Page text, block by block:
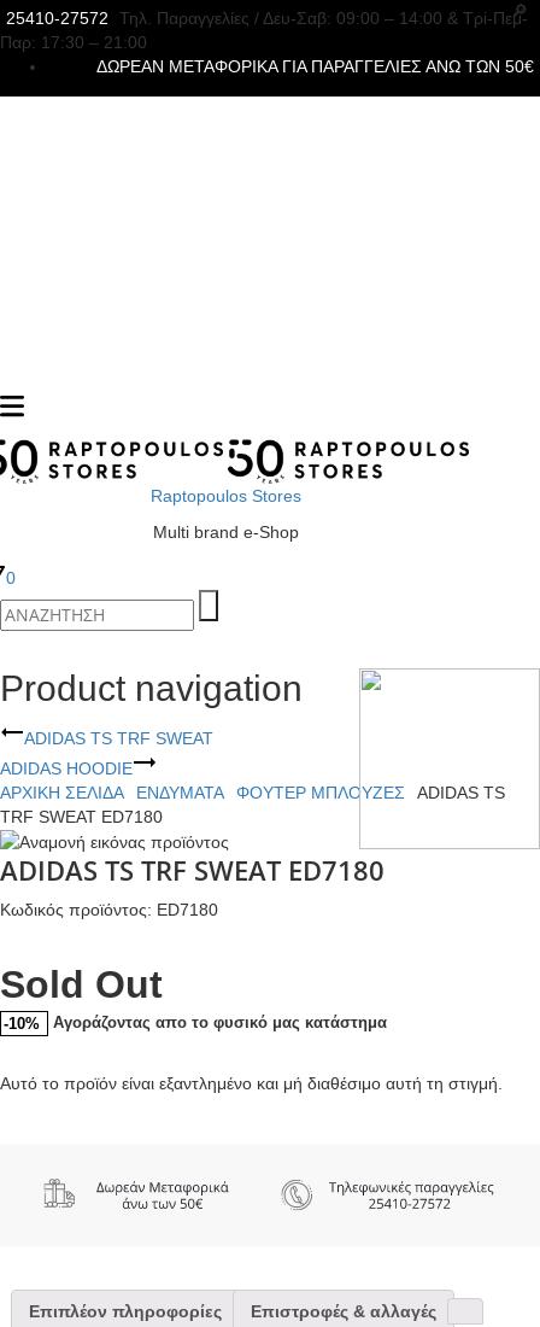
25410-27572 Τηλ. Παραγγελίες / Δευ-Σαβ: 09:00 – 14:00 & Τρi-Πεμ-
Παρ: 17:30 – 21:00
ΔΩΡΕΑΝ ΜΕΤΑΦΟΡΙΚΑ ΓΙΑ ΠΑΡΑΓΓΕΛΙΕΣ ΑΝΩ ΤΩΝ 50€
Raptopoulos Stores
Multi brand e-Shop
0
Product navigation
ADIDAS TS TRF SWEAT
ADIDAS HOODIE
ΑΡΧΙΚΉ ΣΕΛΊΔΑ
ΕΝΔΥΜΑΤΑ ΦΟΥΤΕΡ ΜΠΛΟΥΖΕΣ
ADIDAS TS
TRF SWEAT ED7180
ADIDAS TS TRF SWEAT ED7180
Κωδικός προϊόντος: ED7180
Sold Out
-10% Αγοράζοντας απο το φυσικό μας κατάστημα
Αυτό το προϊόν είναι εξαντλημένο και μή διαθέσιμο αυτή τη στιγμή.
Επιπλέον πληροφορίες Επιστροφές & αλλαγές